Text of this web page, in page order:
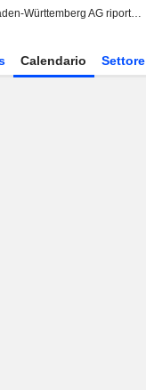
EnBW Energie Baden-Württemberg AG riporta i risultati degli utili per il secondo trimestre e per il semestre conclusosi il 30 giugno 2026
Calendario Settore